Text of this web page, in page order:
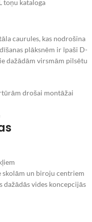
toņu kataloga
caurules, kas nodrošina
plāksnēm ir īpaši D-
dažādām virsmām pilsētu
drošai montāžai
skolām un biroju centriem
dažādās vides koncepcijās